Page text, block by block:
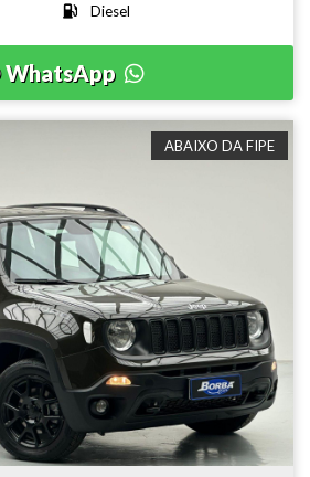
Diesel
WhatsApp
ABAIXO DA FIPE